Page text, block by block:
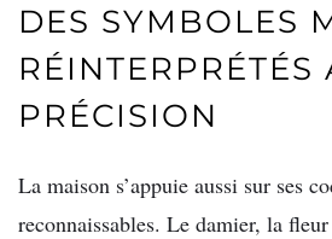
DES SYMBOLES
RÉINTERPRÉTÉS
PRÉCISION
La maison s’appuie aussi sur ses
reconnaissables. Le damier, la